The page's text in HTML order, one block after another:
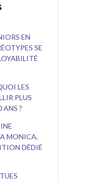
EN
SE
LES
PLUS
ANS ?
MONICA,
DÉDIÉ